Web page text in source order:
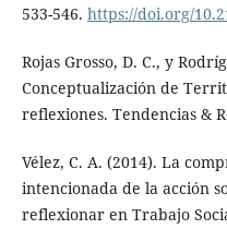
533-546. https://doi.org/
Rojas Grosso, D. C., y
Conceptualización de
reflexiones. Tendencias &
Vélez, C. A. (2014). La
intencionada de la acción
reflexionar en Trabajo